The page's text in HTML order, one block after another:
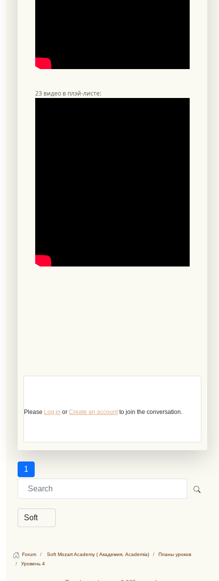
23 видео в плэй-листе:
Please Log in or Create an accountto join the conversation.
1
Forum Soft Mozart Academy ( Академия, Academia)
Планы уроков
Уровень 4